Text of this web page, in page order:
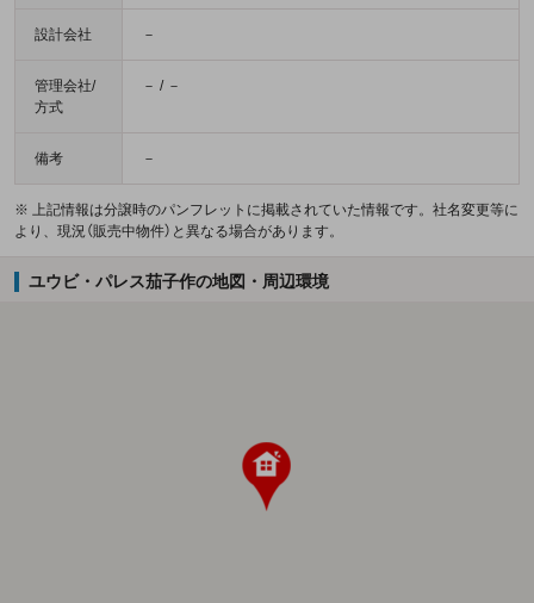
設計会社 －
管理会社/
方式
－ / －
備考 －
※ 上記情報は分譲時のパンフレットに掲載されていた情報です。社名変更等に
より、現況（販売中物件）と異なる場合があります。
ユウビ・パレス茄子作の地図・周辺環境